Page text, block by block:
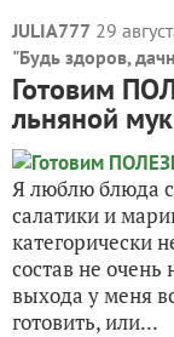
JULIA777 29
"Будь здоров,
Готовим
льняной
Я люблю блюда
салатики и
категорически
состав не
выхода у меня
готовить, или...